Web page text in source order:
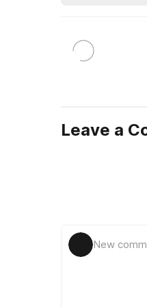
Leave a